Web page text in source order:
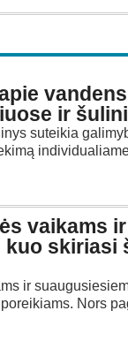
ir
suteikia
vaikams ir
kuo skiriasi
ir
Nors